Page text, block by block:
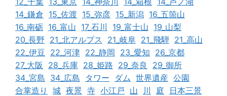
14_鎌倉 15_佐渡 15_弥彦 15_新潟 16_五箇山
16_南砺 16_富山 17_石川 19_富士山 19_山梨
20_長野 21_北アルプス 21_岐阜 21_飛騨 21_高山
22_伊豆 22_河津 22_静岡 23_愛知 26_京都
27_大阪
28_兵庫 28_姫路 29_奈良
29_御所
34_宮島 34_広島 タワー ダム 世界遺産 公園
合掌造り
城 夜景 寺 小江戸 山 川 庭
日本三景